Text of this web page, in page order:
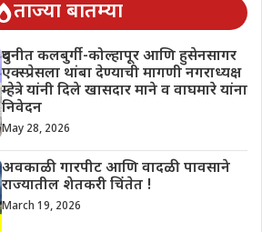
ताज्या बातम्या
दुधनीत कलबुर्गी-कोल्हापूर आणि हुसेनसागर
एक्स्प्रेसला थांबा देण्याची मागणी नगराध्यक्ष
म्हेत्रे यांनी दिले खासदार माने व वाघमारे यांना
निवेदन
May 28, 2026
अवकाळी गारपीट आणि वादळी पावसाने
राज्यातील शेतकरी चिंतेत !
March 19, 2026